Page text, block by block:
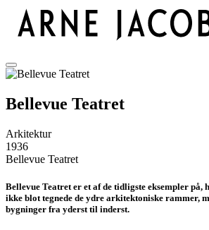
Bellevue Teatret
Arkitektur
1936
Bellevue Teatret
Bellevue Teatret er et af de tidligste eksempler på,
ikke blot tegnede de ydre arkitektoniske rammer,
bygninger fra yderst til inderst.